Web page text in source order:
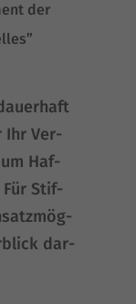
der
Ihr Ver­
Haf­
Für Stif­
dar­